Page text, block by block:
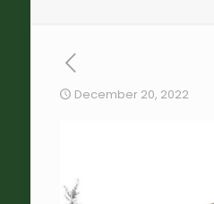
December 20, 2022